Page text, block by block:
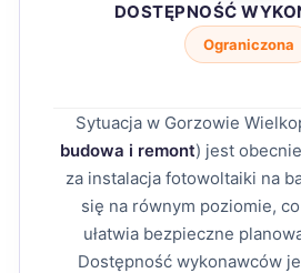
DOSTĘPNOŚĆ
Ograniczona
Sytuacja w Gorzowie
budowa i remont) jest
za instalacja fotowoltaiki na
się na równym poziomie,
ułatwia bezpieczne
Dostępność wykonawców